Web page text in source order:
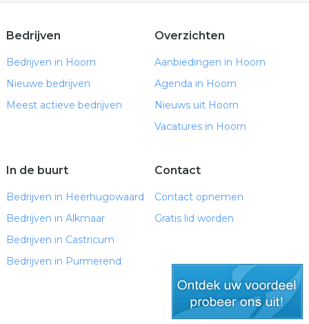
Bedrijven
Bedrijven in Hoorn
Nieuwe bedrijven
Meest actieve bedrijven
Overzichten
Aanbiedingen in Hoorn
Agenda in Hoorn
Nieuws uit Hoorn
Vacatures in Hoorn
In de buurt
Bedrijven in Heerhugowaard
Bedrijven in Alkmaar
Bedrijven in Castricum
Bedrijven in Purmerend
Contact
Contact opnemen
Gratis lid worden